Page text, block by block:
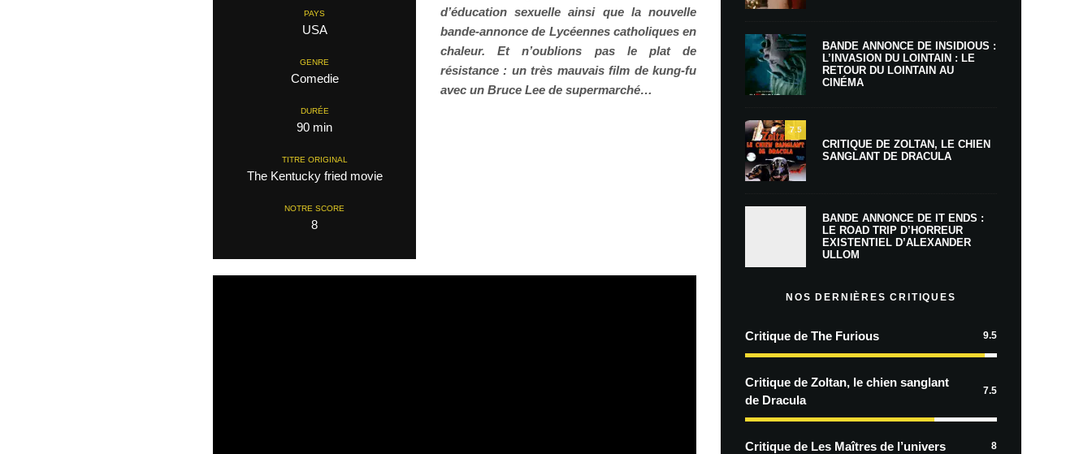
PAYS
USA
GENRE
Comedie
DURÉE
90 min
TITRE ORIGINAL
The Kentucky fried movie
NOTRE SCORE
8
d’éducation sexuelle ainsi que la nouvelle
bande-annonce de Lycéennes catholiques en
chaleur. Et n’oublions pas le plat de
résistance : un très mauvais film de kung-fu
avec un Bruce Lee de supermarché…
BANDE ANNONCE DE INSIDIOUS :
L’INVASION DU LOINTAIN : LE
RETOUR DU LOINTAIN AU
CINÉMA
7.5
CRITIQUE DE ZOLTAN, LE CHIEN
SANGLANT DE DRACULA
BANDE ANNONCE DE IT ENDS :
LE ROAD TRIP D’HORREUR
EXISTENTIEL D’ALEXANDER
ULLOM
NOS DERNIÈRES CRITIQUES
Critique de The Furious 9.5
Critique de Zoltan, le chien sanglant
de Dracula
7.5
Critique de Les Maîtres de l’univers 8